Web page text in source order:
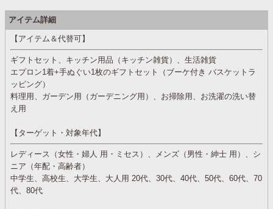
アイテム詳細
【アイテム＆代替可】
ギフトセット、キッチン用品（キッチン雑貨）、生活雑貨
エプロン1着+手ぬぐい1枚のギフトセット（ブーケ付き バスケットラ
ッピング）
料理用、ガーデン用（ガーデニング用）、お掃除用、お洗濯の洗い替
え用
【ターゲット・対象年代】
レディース（女性・婦人 用・ミセス）、メンズ（男性・紳士 用）、シ
ニア（年配・高齢者）
中学生、高校生、大学生、大人用 20代、30代、40代、50代、60代、70
代、80代